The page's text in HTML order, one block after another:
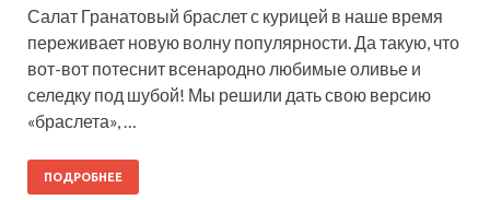
Салат Гранатовый браслет с курицей в наше время
переживает новую волну популярности. Да такую, что
вот-вот потеснит всенародно любимые оливье и
селедку под шубой! Мы решили дать свою версию
«браслета», …
ПОДРОБНЕЕ